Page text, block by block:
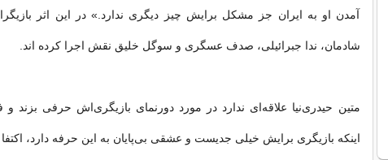
آمدن او به ایران جز مشکل برایش چیز دیگری ندارد.» در این اثر
شادمان، ندا جبرائیلی، صدف عسگری و سوگل خلیق نقش اجرا کرده اند.
متین حیدری‌نیا علاقه‌ای ندارد در مورد دورنمای بازیگری‌اش حرفی بزند
اینکه بازیگری برایش خیلی جدیست و عشقی بی‌پایان به این حرفه دارد،